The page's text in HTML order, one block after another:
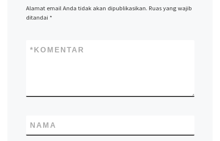
Alamat email Anda tidak akan dipublikasikan. Ruas yang wajib
ditandai *
KOMENTAR
*
NAMA